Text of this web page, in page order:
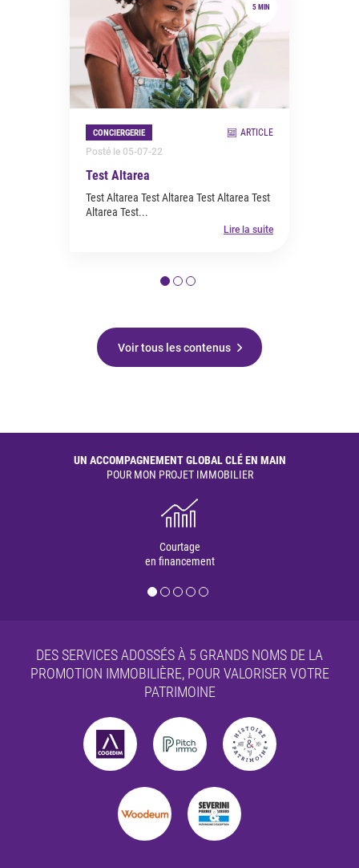
5 MIN
CONCIERGERIE
ARTICLE
Posté le 05-07-22
Test Altarea
Test Altarea Test Altarea Test Altarea Test
Altarea Test...
Lire la suite
Voir tous les contenus
UN ACCOMPAGNEMENT GLOBAL CLÉ EN MAIN
POUR MON PROJET IMMOBILIER
Courtage
en financement
DES SERVICES ADOSSÉS À 5 GRANDS NOMS DE LA
PROMOTION IMMOBILIÈRE, POUR VALORISER VOTRE
PATRIMOINE